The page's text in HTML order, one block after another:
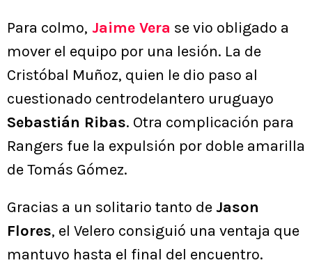
Para colmo, Jaime Vera se vio obligado a
mover el equipo por una lesión. La de
Cristóbal Muñoz, quien le dio paso al
cuestionado centrodelantero uruguayo
Sebastián Ribas. Otra complicación para
Rangers fue la expulsión por doble amarilla
de Tomás Gómez.
Gracias a un solitario tanto de Jason
Flores, el Velero consiguió una ventaja que
mantuvo hasta el final del encuentro.